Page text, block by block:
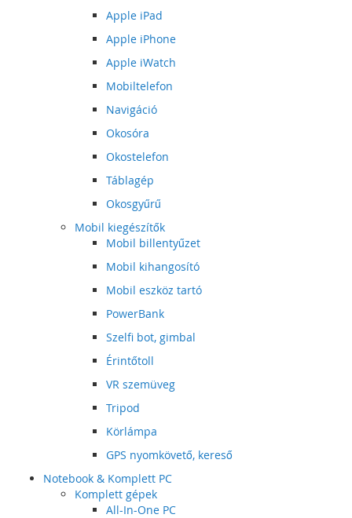
Apple iPad
Apple iPhone
Apple iWatch
Mobiltelefon
Navigáció
Okosóra
Okostelefon
Táblagép
Okosgyűrű
Mobil kiegészítők
Mobil billentyűzet
Mobil kihangosító
Mobil eszköz tartó
PowerBank
Szelfi bot, gimbal
Érintőtoll
VR szemüveg
Tripod
Körlámpa
GPS nyomkövető, kereső
Notebook & Komplett PC
Komplett gépek
All-In-One PC